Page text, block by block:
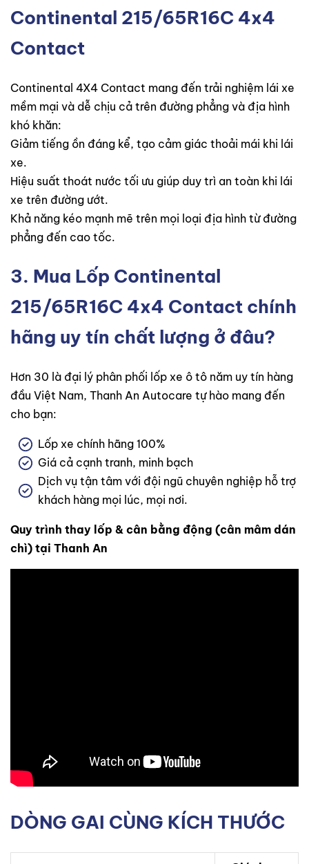
Continental 215/65R16C 4x4
Contact
Continental 4X4 Contact mang đến trải nghiệm lái xe
mềm mại và dễ chịu cả trên đường phẳng và địa hình
khó khăn:
Giảm tiếng ồn đáng kể, tạo cảm giác thoải mái khi lái
xe.
Hiệu suất thoát nước tối ưu giúp duy trì an toàn khi lái
xe trên đường ướt.
Khả năng kéo mạnh mẽ trên mọi loại địa hình từ đường
phẳng đến cao tốc.
3. Mua Lốp Continental
215/65R16C 4x4 Contact chính
hãng uy tín chất lượng ở đâu?
Hơn 30 là đại lý phân phối lốp xe ô tô năm uy tín hàng
đầu Việt Nam, Thanh An Autocare tự hào mang đến
cho bạn:
Lốp xe chính hãng 100%
Giá cả cạnh tranh, minh bạch
Dịch vụ tận tâm với đội ngũ chuyên nghiệp hỗ trợ
khách hàng mọi lúc, mọi nơi.
Quy trình thay lốp & cân bằng động (cân mâm dán
chì) tại Thanh An
DÒNG GAI CÙNG KÍCH THƯỚC